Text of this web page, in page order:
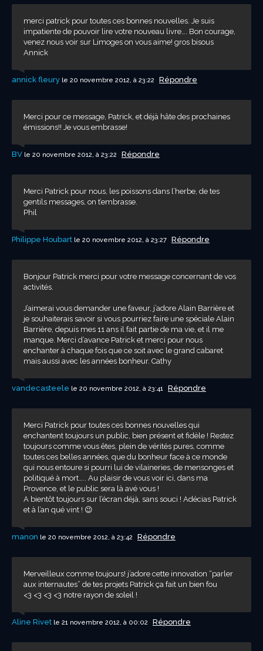
merci patrick pour toutes ces bonnes nouvelles. Je suis
impatiente de pouvoir lire votre nouveau livre…. Bon courage,
venez nous voir sur Limoges on vous aime! gros bisous
Annick
annick fleury le 20 novembre 2012, à 23:22 Répondre
Merci pour ce message, Patrick, et déjà hâte des prochaines
émissions!! Je vous embrasse!
BV le 20 novembre 2012, à 23:22 Répondre
Merci Patrick pour nous, les poissons dans l’herbe, de tes
gentils messages, on t’embrasse.
Phil
Philippe Houbart le 20 novembre 2012, à 23:27 Répondre
Bonjour Patrick merci pour votre message concernant de vos
activités.
J’aimerai vous demander une faveur, j’adore Alain Barrière et
je souhaiterais savoir si vous pourriez faire une spéciale Alain
Barrière, depuis mes 11 ans il fait partie de ma vie, et il me
manque. Merci d’avance Patrick et merci pour nous
enchanter à chaque fois que ce soit avec le grand cabaret
mais aussi avec les années bonheur. Cathy
vandecasteele le 20 novembre 2012, à 23:41 Répondre
Merci Patrick pour toutes ces bonnes nouvelles qui
enchantent toujours un public, bien présent et fidèle ! Restez
toujours comme vous êtes, plein de vérités pures, comme
toutes ces belles années, que du bonheur face à ce monde
qui nous entoure si pourri lui de vilaineries, de mensonges et
politiqué à mort….. Au plaisir de vous voir ici, dans ma
Provence, et le public sera là avé vous !
A bientôt toujours sur l’écran déjà, sans souci ! Adécias Patrick
et à l’an qué vint ! 😉
manon le 20 novembre 2012, à 23:42 Répondre
Merveilleux comme toujours! j’adore cette innovation “parler
aux internautes” de tes projets Patrick ça fait un bien fou
<3 <3 <3 <3 notre rayon de soleil !
Aline Rivet le 21 novembre 2012, à 00:02 Répondre